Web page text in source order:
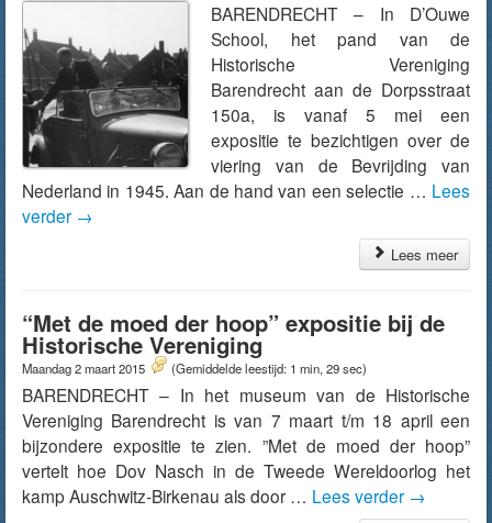
BARENDRECHT – In D’Ouwe
School, het pand van de
Historische Vereniging
Barendrecht aan de Dorpsstraat
150a, is vanaf 5 mei een
expositie te bezichtigen over de
viering van de Bevrijding van
Nederland in 1945. Aan de hand van een selectie … Lees
verder →
Lees meer
“Met de moed der hoop” expositie bij de
Historische Vereniging
Maandag 2 maart 2015 (Gemiddelde leestijd: 1 min, 29 sec)
BARENDRECHT – In het museum van de Historische
Vereniging Barendrecht is van 7 maart t/m 18 april een
bijzondere expositie te zien. ”Met de moed der hoop”
vertelt hoe Dov Nasch in de Tweede Wereldoorlog het
kamp Auschwitz-Birkenau als door … Lees verder →